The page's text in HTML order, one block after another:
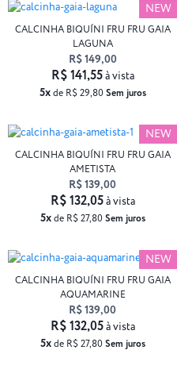
NEW
CALCINHA BIQUÍNI FRU FRU GAIA
LAGUNA
R$ 149,00
5xde R$ 29,80 Sem juros
R$ 141,55à vista
NEW
CALCINHA BIQUÍNI FRU FRU GAIA
AMETISTA
R$ 139,00
5xde R$ 27,80 Sem juros
R$ 132,05à vista
NEW
CALCINHA BIQUÍNI FRU FRU GAIA
AQUAMARINE
R$ 139,00
5xde R$ 27,80 Sem juros
R$ 132,05à vista